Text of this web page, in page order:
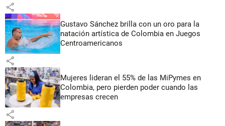
share
Gustavo Sánchez brilla con un oro para la
natación artística de Colombia en Juegos
Centroamericanos
share
Mujeres lideran el 55% de las MiPymes en
Colombia, pero pierden poder cuando las
empresas crecen
share